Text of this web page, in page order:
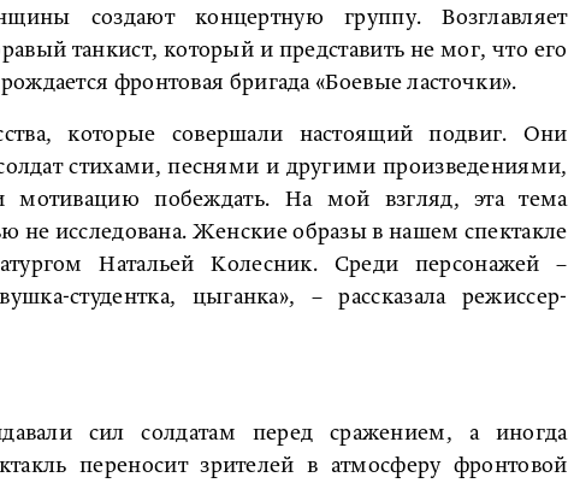
создают концертную группу. Возглавляет
танкист, который и представить не мог, что его
фронтовая бригада «Боевые ласточки».
которые совершали настоящий подвиг. Они
стихами, песнями и другими произведениями,
побеждать. На мой взгляд, эта тема
не исследована. Женские образы в нашем спектакле
Натальей Колесник. Среди персонажей –
студентка, цыганка», – рассказала режиссер-
сил солдатам перед сражением, а иногда
переносит зрителей в атмосферу фронтовой